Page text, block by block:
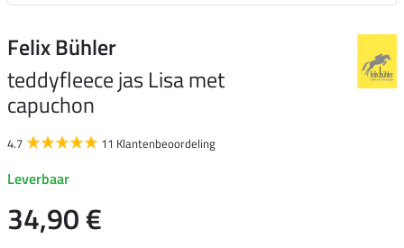
Felix Bühler
teddyfleece jas Lisa met
capuchon
4.7 11 Klantenbeoordeling
Leverbaar
34,90 €